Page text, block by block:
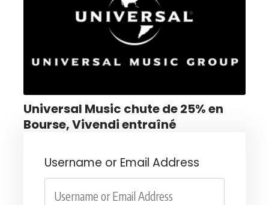
Universal Music chute de 25% en
Bourse, Vivendi entraîné
Username or Email Address